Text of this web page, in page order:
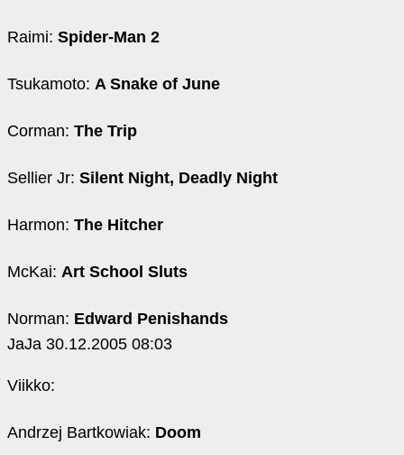
Raimi: Spider-Man 2
Tsukamoto: A Snake of June
Corman: The Trip
Sellier Jr: Silent Night, Deadly Night
Harmon: The Hitcher
McKai: Art School Sluts
Norman: Edward Penishands
JaJa 30.12.2005 08:03
Viikko:
Andrzej Bartkowiak: Doom